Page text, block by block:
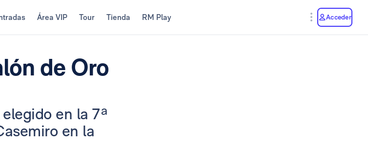
Área VIP Tour Tienda RM Play Acceder
de Oro
en la 7ª
en la